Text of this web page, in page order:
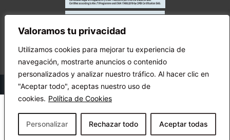
Valoramos tu privacidad
Utilizamos cookies para mejorar tu experiencia de
navegación, mostrarte anuncios o contenido
personalizados y analizar nuestro tráfico. Al hacer clic en
"Aceptar todo", aceptas nuestro uso de
cookies. Política de Cookies
Personalizar Rechazar todo Aceptar todas
© Copyright Ecuador Chequea 2025.
¡Apóyanos!